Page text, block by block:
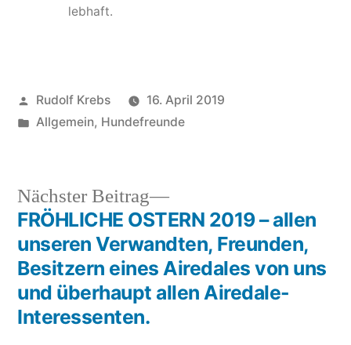
lebhaft.
Veröffentlicht
von
Rudolf Krebs
16. April 2019
Veröffentlicht
Allgemein, Hundefreunde
Beitragsnavigation
Nächster Beitrag
Nächster
Beitrag:
FRÖHLICHE OSTERN 2019 – allen
unseren Verwandten, Freunden,
Besitzern eines Airedales von uns
und überhaupt allen Airedale-
Interessenten.